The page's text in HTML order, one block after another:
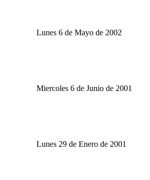
Lunes 6 de Mayo de 2002
Miercoles 6 de Junio de 2001
Lunes 29 de Enero de 2001